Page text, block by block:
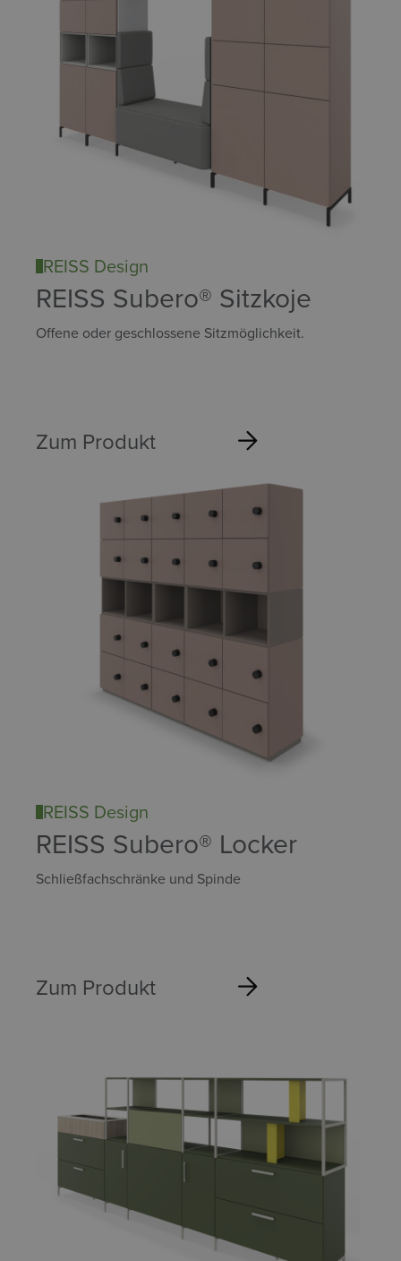
REISS Design
REISS Subero® Sitzkoje
Offene oder geschlossene Sitzmöglichkeit.
Zum Produkt
REISS Design
REISS Subero® Locker
Schließfachschränke und Spinde
Zum Produkt